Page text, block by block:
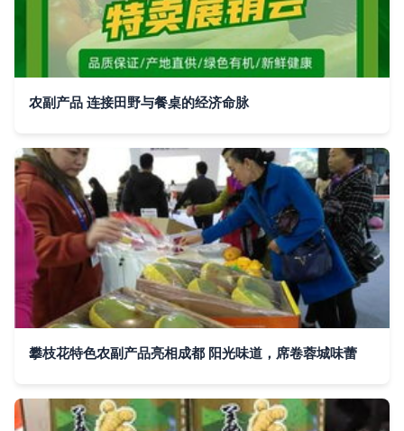
农副产品 连接田野与餐桌的经济命脉
攀枝花特色农副产品亮相成都 阳光味道，席卷蓉城味蕾